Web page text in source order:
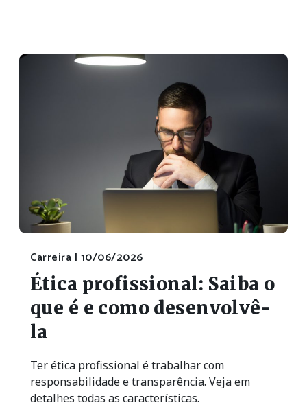
Carreira | 10/06/2026
Ética profissional: Saiba o
que é e como desenvolvê-
la
Ter ética profissional é trabalhar com
responsabilidade e transparência. Veja em
detalhes todas as características.